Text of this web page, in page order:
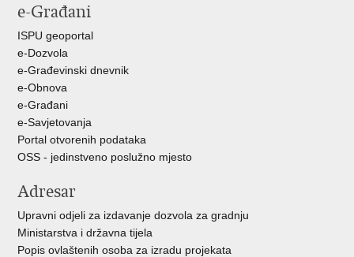
FacebookuTwitteru
e-Građani
ISPU geoportal
e-Dozvola
e-Građevinski dnevnik
e-Obnova
e-Građani
e-Savjetovanja
Portal otvorenih podataka
OSS - jedinstveno poslužno mjesto
Adresar
Upravni odjeli za izdavanje dozvola za gradnju
Ministarstva i državna tijela
Popis ovlaštenih osoba za izradu projekata